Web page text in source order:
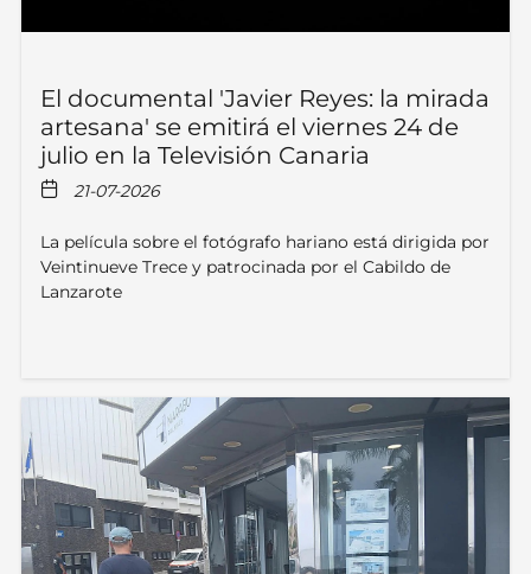
El documental 'Javier Reyes: la mirada
artesana' se emitirá el viernes 24 de
julio en la Televisión Canaria
21-07-2026
La película sobre el fotógrafo hariano está dirigida por
Veintinueve Trece y patrocinada por el Cabildo de
Lanzarote